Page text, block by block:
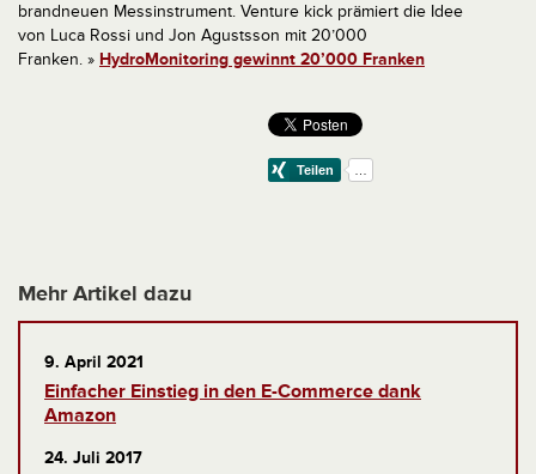
brandneuen Messinstrument. Venture kick prämiert die Idee
von Luca Rossi und Jon Agustsson mit 20’000
Franken. » HydroMonitoring gewinnt 20’000 Franken
Mehr Artikel dazu
9. April 2021
Einfacher Einstieg in den E-Commerce dank
Amazon
24. Juli 2017